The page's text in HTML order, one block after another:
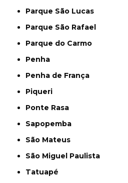
Parque São Lucas
Parque São Rafael
Parque do Carmo
Penha
Penha de França
Piqueri
Ponte Rasa
Sapopemba
São Mateus
São Miguel Paulista
Tatuapé